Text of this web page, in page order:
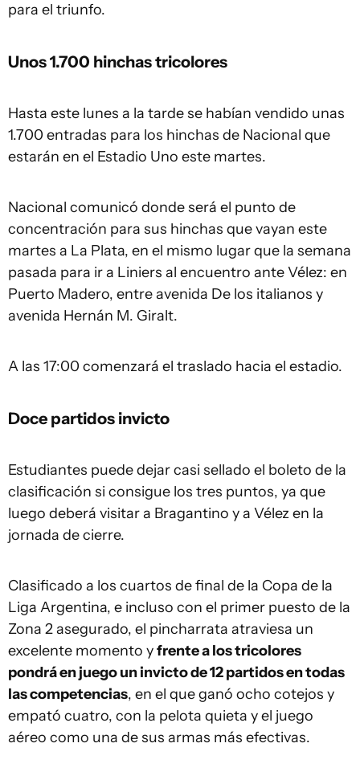
para el triunfo.
Unos 1.700 hinchas tricolores
Hasta este lunes a la tarde se habían vendido unas
1.700 entradas para los hinchas de Nacional que
estarán en el Estadio Uno este martes.
Nacional comunicó donde será el punto de
concentración para sus hinchas que vayan este
martes a La Plata, en el mismo lugar que la semana
pasada para ir a Liniers al encuentro ante Vélez: en
Puerto Madero, entre avenida De los italianos y
avenida Hernán M. Giralt.
A las 17:00 comenzará el traslado hacia el estadio.
Doce partidos invicto
Estudiantes puede dejar casi sellado el boleto de la
clasificación si consigue los tres puntos, ya que
luego deberá visitar a Bragantino y a Vélez en la
jornada de cierre.
Clasificado a los cuartos de final de la Copa de la
Liga Argentina, e incluso con el primer puesto de la
Zona 2 asegurado, el pincharrata atraviesa un
excelente momento yfrente a los tricolores
pondrá en juego un invicto de 12 partidos en todas
las competencias, en el que ganó ocho cotejos y
empató cuatro, con la pelota quieta y el juego
aéreo como una de sus armas más efectivas.